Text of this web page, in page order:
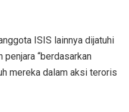
ISIS lainnya dijatuhi
penjara “berdasarkan
mereka dalam aksi teroris